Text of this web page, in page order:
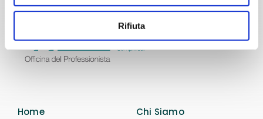
Rifiuta
Home Chi Siamo